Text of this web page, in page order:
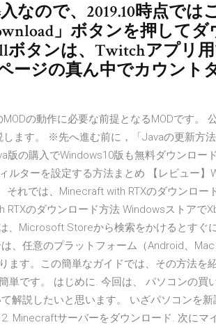
なので、2019.10時点で
」ボタンを押してダ
ボタンは、Twitchアプリ
ージの真ん中でカウント
の動作に必要な前提となるMODです。
ます。 ※先へ進む前に，「Javaの更新方
版の購入でWindows10版も無料ダウンロー
ルターを設定する方法まとめ 【レビュー】
それでは、Minecraft with RTXのダウンロー
RTXのダウンロード方法 Windowsストアで
、Microsoft Storeから検索をかけるとすぐ
、任意のプラットフォーム（Android、
ます。この簡単なガイドでは、その方法を
単です。 はじめに. 今回は、 パソコンの買
解説したいと思います。 いざパソコンを
Minecraftサーバーをダウンロード. 次にマ